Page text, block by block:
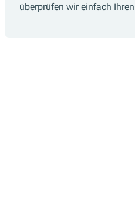
überprüfen wir einfach